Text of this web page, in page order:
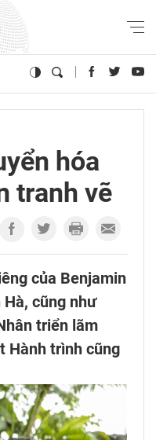
hóa
tranh vẽ
của Benjamin
cũng như
triển lãm
Hành trình cũng